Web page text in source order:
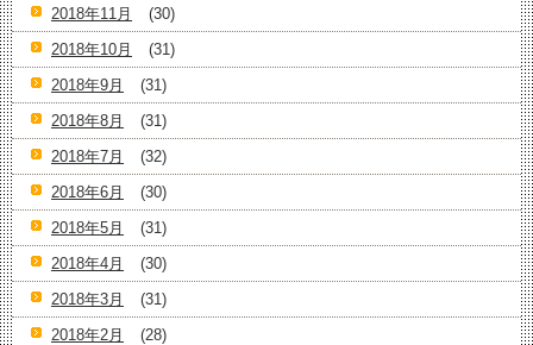
2018年11月
(30)
2018年10月
(31)
2018年9月
(31)
2018年8月
(31)
2018年7月
(32)
2018年6月
(30)
2018年5月
(31)
2018年4月
(30)
2018年3月
(31)
2018年2月
(28)